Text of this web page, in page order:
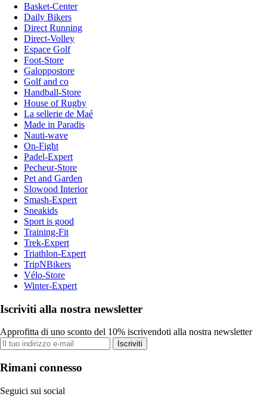
Basket-Center
Daily Bikers
Direct Running
Direct-Volley
Espace Golf
Foot-Store
Galoppostore
Golf and co
Handball-Store
House of Rugby
La sellerie de Maé
Made in Paradis
Nauti-wave
On-Fight
Padel-Expert
Pecheur-Store
Pet and Garden
Slowood Interior
Smash-Expert
Sneakids
Sport is good
Training-Fit
Trek-Expert
Triathlon-Expert
TripNBikers
Vélo-Store
Winter-Expert
Iscriviti alla nostra newsletter
Approfitta di uno sconto del 10% iscrivendoti alla nostra newsletter
Iscriviti
Rimani connesso
Seguici sui social